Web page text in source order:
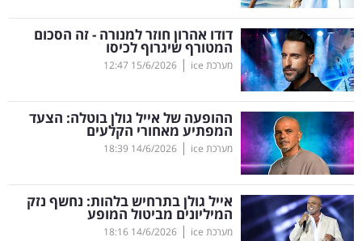
טלוויזיה
עסקי
ספורט
קריירה
ולימודים
מינויים
רייטינג
דודו אהרון חוזר למנורה - זה הסכום
המטורף שיגרוף לכיסו
מערכת ice |
15/6/2026
12:47
ההופעה של אייל גולן בוטלה: הצעד
המפתיע מאחורי הקלעים
מערכת ice |
14/6/2026
18:39
אייל גולן בתרחיש בלהות: נחשף נזק
המיליונים מביטול המופע
מערכת ice |
14/6/2026
18:16